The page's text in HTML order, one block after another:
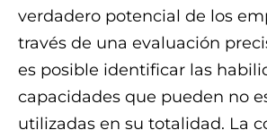
verdadero potencial de los
través de una evaluación
es posible identificar las
capacidades que pueden no
utilizadas en su totalidad. La